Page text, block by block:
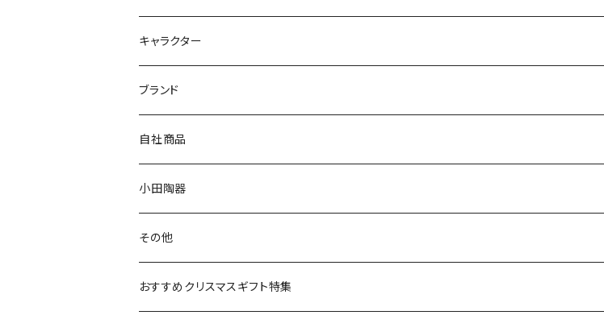
九谷焼
マグ＆カップ
プレート
ボウル
ガラスウェア
カトラリー
キャラクター
ムーミン
80th記念アイテム
リトルミイの日記念アイテム
MOOMIN ANIMATION
スヌーピー
ピーターラビット
ポケットモンスター
ブランド
LA AMYS(エミーズ)
LISA LARSON(リサラーソン)
LAURA ASHLEY(ローラ アシュレイ)
Finlayson(フィンレイソン)
自社商品
ねこ企画
Cecera(セセラ)
CELEC(セレック)
小田陶器
さざなみ
吉祥
その他
リサイクル食器
おすすめクリスマスギフト特集